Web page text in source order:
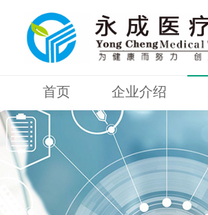
首页 企业介绍